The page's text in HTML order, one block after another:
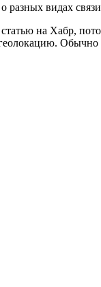
видах
на Хабр,
Обычно